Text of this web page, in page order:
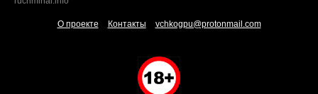
О проекте Контакты vchkogpu@protonmail.com